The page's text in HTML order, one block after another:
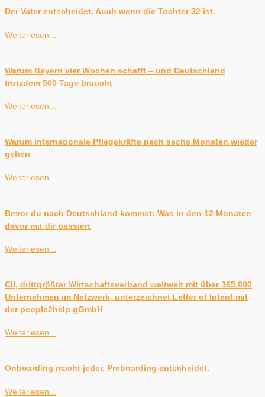
Der Vater entscheidet. Auch wenn die Tochter 32 ist.
Weiterlesen...
Warum Bayern vier Wochen schafft – und Deutschland
trotzdem 500 Tage braucht
Weiterlesen...
Warum internationale Pflegekräfte nach sechs Monaten wieder
gehen
Weiterlesen...
Bevor du nach Deutschland kommst: Was in den 12 Monaten
davor mit dir passiert
Weiterlesen...
CII, drittgrößter Wirtschaftsverband weltweit mit über 365.000
Unternehmen im Netzwerk, unterzeichnet Letter of Intent mit
der people2help gGmbH
Weiterlesen...
Onboarding macht jeder. Preboarding entscheidet.
Weiterlesen...